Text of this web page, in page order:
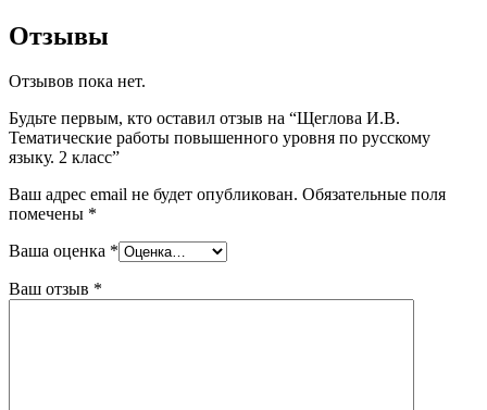
Отзывы
Отзывов пока нет.
Будьте первым, кто оставил отзыв на “Щеглова И.В.
Тематические работы повышенного уровня по русскому
языку. 2 класс”
Ваш адрес email не будет опубликован. Обязательные поля
помечены *
Ваша оценка *
Ваш отзыв *